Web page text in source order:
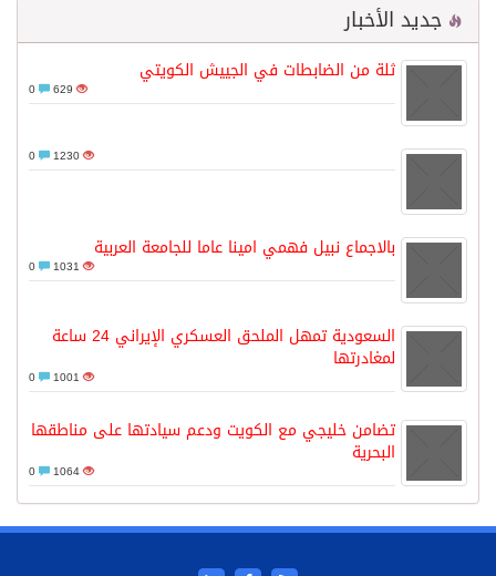
جديد الأخبار
ثلة من الضابطات في الجييش الكويتي
629
1230
بالاجماع نبيل فهمي امينا عاما للجامعة العربية
1031
السعودية تمهل الملحق العسكري الإيراني 24 ساعة
لمغادرتها
1001
تضامن خليجي مع الكويت ودعم سيادتها على مناطقها
البحرية
1064